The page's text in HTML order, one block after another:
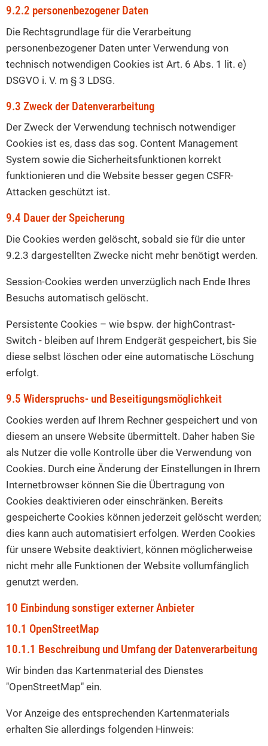
9.2.2 personenbezogener Daten
Die Rechtsgrundlage für die Verarbeitung
personenbezogener Daten unter Verwendung von
technisch notwendigen Cookies ist Art. 6 Abs. 1 lit. e)
DSGVO i. V. m § 3 LDSG.
9.3 Zweck der Datenverarbeitung
Der Zweck der Verwendung technisch notwendiger
Cookies ist es, dass das sog. Content Management
System sowie die Sicherheitsfunktionen korrekt
funktionieren und die Website besser gegen CSFR-
Attacken geschützt ist.
9.4 Dauer der Speicherung
Die Cookies werden gelöscht, sobald sie für die unter
9.2.3 dargestellten Zwecke nicht mehr benötigt werden.
Session-Cookies werden unverzüglich nach Ende Ihres
Besuchs automatisch gelöscht.
Persistente Cookies – wie bspw. der highContrast-
Switch - bleiben auf Ihrem Endgerät gespeichert, bis Sie
diese selbst löschen oder eine automatische Löschung
erfolgt.
9.5 Widerspruchs- und Beseitigungsmöglichkeit
Cookies werden auf Ihrem Rechner gespeichert und von
diesem an unsere Website übermittelt. Daher haben Sie
als Nutzer die volle Kontrolle über die Verwendung von
Cookies. Durch eine Änderung der Einstellungen in Ihrem
Internetbrowser können Sie die Übertragung von
Cookies deaktivieren oder einschränken. Bereits
gespeicherte Cookies können jederzeit gelöscht werden;
dies kann auch automatisiert erfolgen. Werden Cookies
für unsere Website deaktiviert, können möglicherweise
nicht mehr alle Funktionen der Website vollumfänglich
genutzt werden.
10 Einbindung sonstiger externer Anbieter
10.1 OpenStreetMap
10.1.1 Beschreibung und Umfang der Datenverarbeitung
Wir binden das Kartenmaterial des Dienstes
"OpenStreetMap" ein.
Vor Anzeige des entsprechenden Kartenmaterials
erhalten Sie allerdings folgenden Hinweis: